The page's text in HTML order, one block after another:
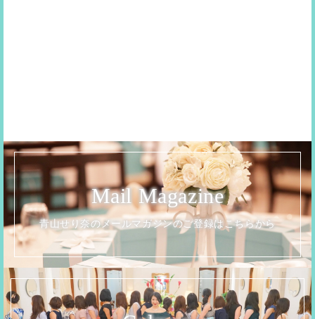
Mail Magazine
青山せり奈のメールマガジンのご登録はこちらから